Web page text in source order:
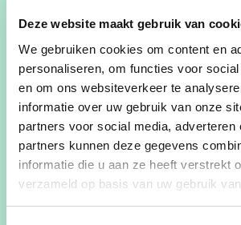
Deze website maakt gebruik van
We gebruiken cookies om content en
personaliseren, om functies voor
en om ons websiteverkeer te
informatie over uw gebruik van onze
partners voor social media, adverteren
partners kunnen deze gegevens
informatie die u aan ze heeft verstrekt
verzameld op basis van uw gebruik
kijk ernaar uit om eindelijk file te
het bos,” zegt een enthousiaste
Eerlijkheid gebied wel te zeggen
zijn die zich zorgen over de
flora.
We voorzien